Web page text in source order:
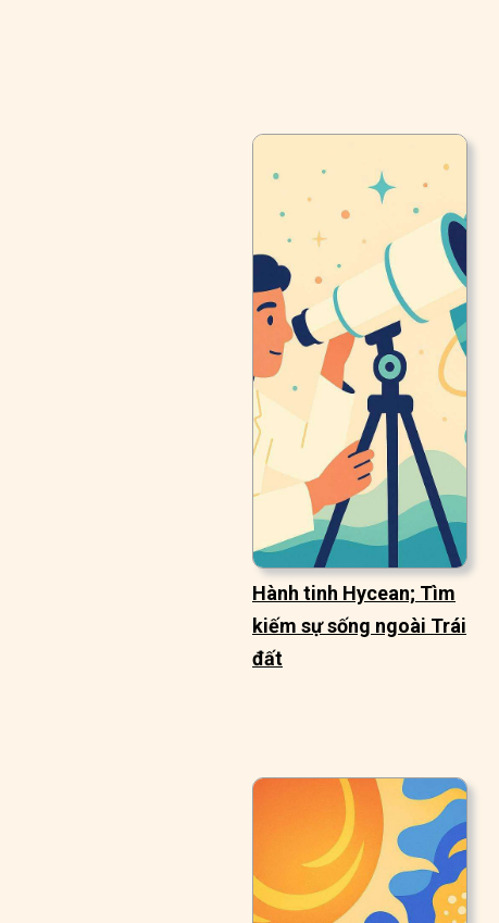
Hành tinh Hycean; Tìm
kiếm sự sống ngoài Trái
đất